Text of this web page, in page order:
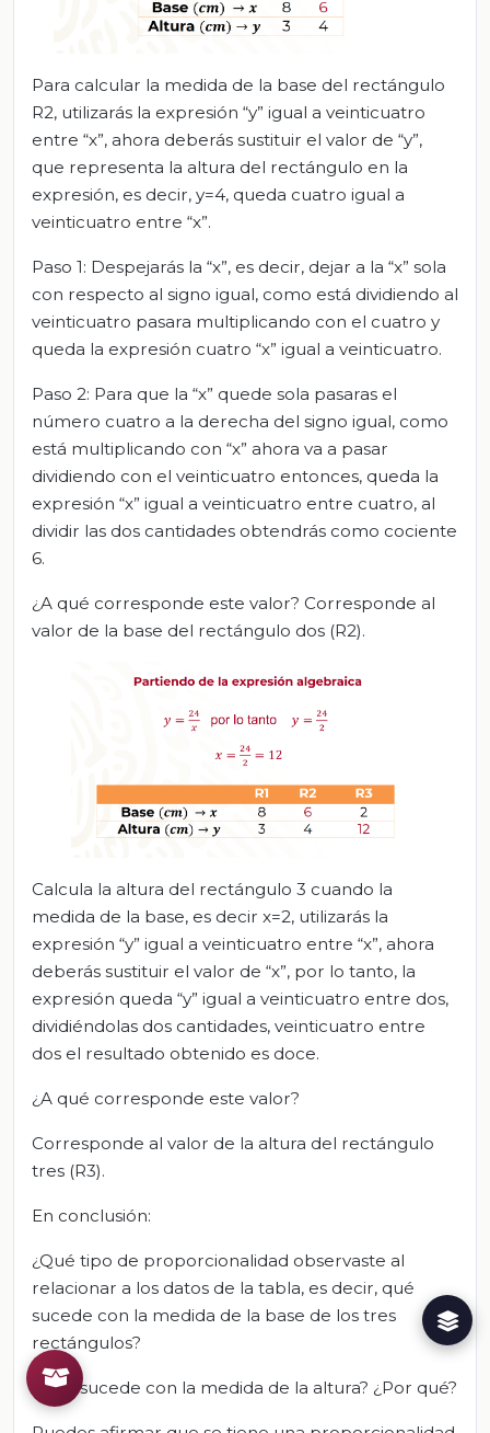
Para calcular la medida de la base del rectángulo
R2, utilizarás la expresión “y” igual a veinticuatro
entre “x”, ahora deberás sustituir el valor de “y”,
que representa la altura del rectángulo en la
expresión, es decir, y=4, queda cuatro igual a
veinticuatro entre “x”.
Paso 1: Despejarás la “x”, es decir, dejar a la “x” sola
con respecto al signo igual, como está dividiendo al
veinticuatro pasara multiplicando con el cuatro y
queda la expresión cuatro “x” igual a veinticuatro.
Paso 2: Para que la “x” quede sola pasaras el
número cuatro a la derecha del signo igual, como
está multiplicando con “x” ahora va a pasar
dividiendo con el veinticuatro entonces, queda la
expresión “x” igual a veinticuatro entre cuatro, al
dividir las dos cantidades obtendrás como cociente
6.
¿A qué corresponde este valor? Corresponde al
valor de la base del rectángulo dos (R2).
Calcula la altura del rectángulo 3 cuando la
medida de la base, es decir x=2, utilizarás la
expresión “y” igual a veinticuatro entre “x”, ahora
deberás sustituir el valor de “x”, por lo tanto, la
expresión queda “y” igual a veinticuatro entre dos,
dividiéndolas dos cantidades, veinticuatro entre
dos el resultado obtenido es doce.
¿A qué corresponde este valor?
Corresponde al valor de la altura del rectángulo
tres (R3).
En conclusión:
¿Qué tipo de proporcionalidad observaste al
relacionar a los datos de la tabla, es decir, qué
sucede con la medida de la base de los tres
rectángulos?
¿Qué sucede con la medida de la altura? ¿Por qué?